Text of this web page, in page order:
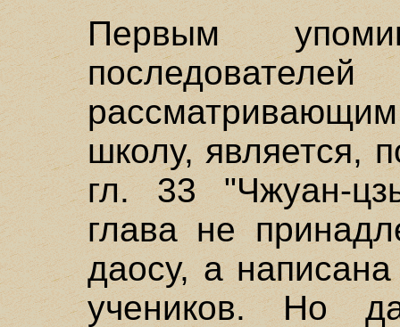
Первым
школу, является,
гл. 33 "Чжуан-
глава не
даосу, а
учеников. Но